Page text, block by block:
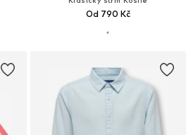
Od 790 Kč